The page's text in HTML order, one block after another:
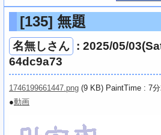
[135] 無題
名無しさん : 2025/05/
64dc9a73
1746199661447.png (9 KB) PaintTime : 7
●動画